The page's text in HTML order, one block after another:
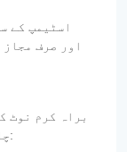
اور صرف
براہ کرم نوٹ
چاہئیں اور اصل دستاویزات پیش کی جائیں: